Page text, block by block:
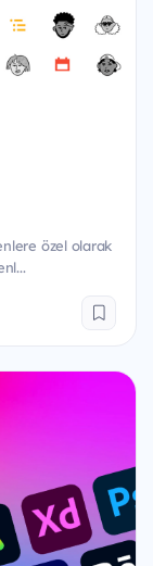
özel olarak